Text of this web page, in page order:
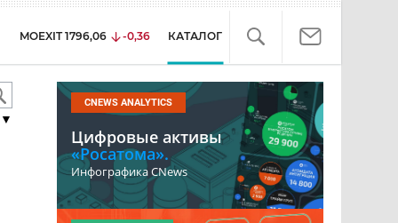
MOEXIT 1796,06 -0,36 КАТАЛОГ
▼
CNEWS ANALYTICS
Цифровые активы
«Росатома».
Инфографика CNews